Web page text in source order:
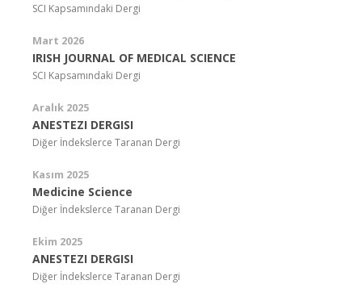
SCI Kapsamındaki Dergi
Mart 2026
IRISH JOURNAL OF MEDICAL SCIENCE
SCI Kapsamındaki Dergi
Aralık 2025
ANESTEZI DERGISI
Diğer İndekslerce Taranan Dergi
Kasım 2025
Medicine Science
Diğer İndekslerce Taranan Dergi
Ekim 2025
ANESTEZI DERGISI
Diğer İndekslerce Taranan Dergi